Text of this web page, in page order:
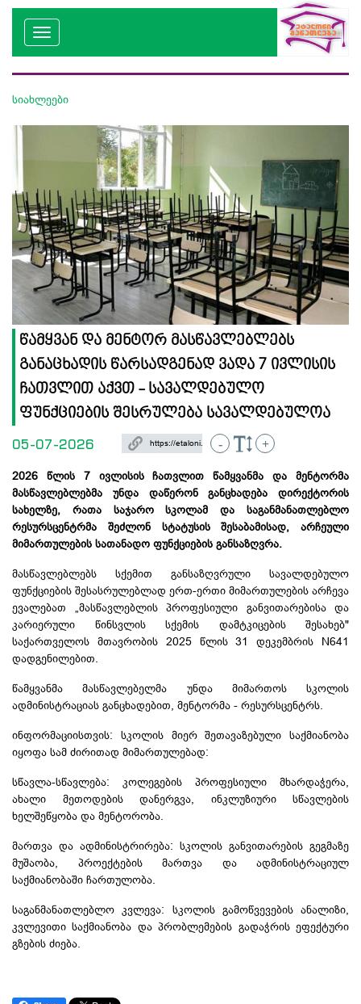
სიახლეები
წამყვან და მენტორ მასწავლებლებს
განაცხადის წარსადგენად ვადა 7 ივლისის
ჩათვლით აქვთ - სავალდებულო
ფუნქციების შესრულება სავალდებულოა
05-07-2026 - +
2026 წლის 7 ივლისის ჩათვლით წამყვანმა და მენტორმა
მასწავლებლებმა უნდა დაწერონ განცხადება დირექტორის
სახელზე, რათა საჯარო სკოლამ და საგანმანათლებლო
რესურსცენტრმა შეძლონ სტატუსის შესაბამისად, არჩეული
მიმართულების სათანადო ფუნქციების განსაზღვრა.
მასწავლებლებს სქემით განსაზღვრული სავალდებულო
ფუნქციების შესასრულებლად ერთ-ერთი მიმართულების არჩევა
ევალებათ „მასწავლებლის პროფესიული განვითარებისა და
კარიერული წინსვლის სქემის დამტკიცების შესახებ"
საქართველოს მთავრობის 2025 წლის 31 დეკემბრის N641
დადგენილებით.
წამყვანმა მასწავლებელმა უნდა მიმართოს სკოლის
ადმინისტრაციას განცხადებით, მენტორმა - რესურსცენტრს.
ინფორმაციისთვის: სკოლის მიერ შეთავაზებული საქმიანობა
იყოფა სამ ძირითად მიმართულებად:
სწავლა-სწავლება: კოლეგების პროფესიული მხარდაჭერა,
ახალი მეთოდების დანერგვა, ინკლუზიური სწავლების
ხელშეწყობა და მენტორობა
მართვა და ადმინისტრირება: სკოლის განვითარების გეგმაზე
მუშაობა, პროექტების მართვა და ადმინისტრაციულ
საქმიანობაში ჩართულობა.
საგანმანათლებლო კვლევა: სკოლის გამოწვევების ანალიზი,
კვლევითი საქმიანობა და პრობლემების გადაჭრის ეფექტური
გზების ძიება.